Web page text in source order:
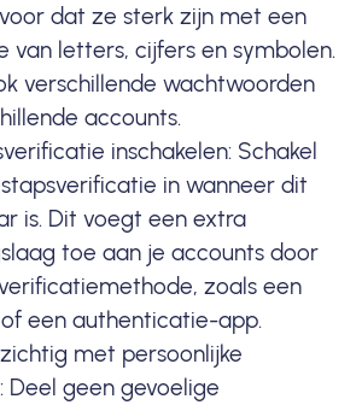
dat ze sterk zijn met een
van letters, cijfers en symbolen.
verschillende wachtwoorden
accounts.
inschakelen: Schakel
in wanneer dit
is. Dit voegt een extra
toe aan je accounts door
zoals een
een authenticatie-app.
met persoonlijke
Deel geen gevoelige